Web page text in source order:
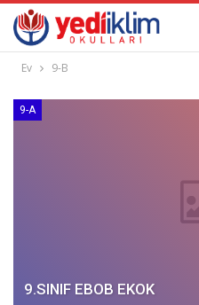
Ev 9-B
9-A
9.SINIF EBOB EKOK